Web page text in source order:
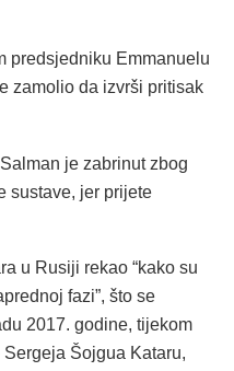
predsjedniku Emmanuelu
zamolio da izvrši pritisak
je zabrinut zbog
sustave, jer prijete
u Rusiji rekao “kako su
fazi”, što se
2017. godine, tijekom
Šojgua Kataru,